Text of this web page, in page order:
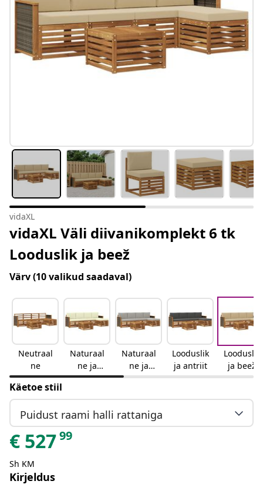
vidaXL
vidaXL Väli diivanikomplekt 6 tk
Looduslik ja beež
Värv(10 valikud saadaval)
Neutraal
ne
Naturaal
ne ja
kreemjas
Naturaal
ne ja
helehall
Looduslik
ja antriit
Looduslik
ja beež
Käetoe stiil
Puidust raami halli rattaniga
€ 52799
Sh KM
Kirjeldus